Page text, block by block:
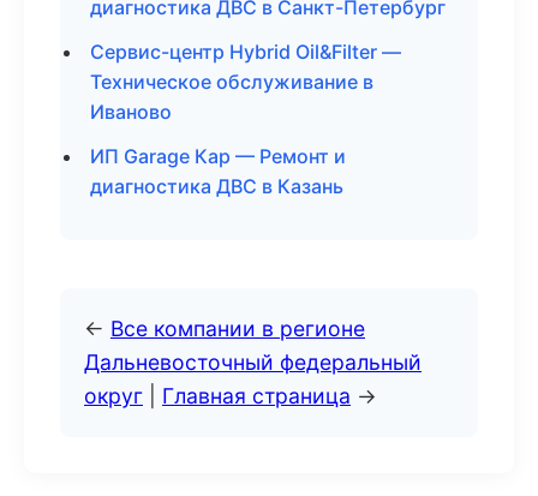
диагностика ДВС в Санкт-Петербург
Сервис-центр Hybrid Oil&Filter —
Техническое обслуживание в
Иваново
ИП Garage Кар — Ремонт и
диагностика ДВС в Казань
← Все компании в регионе
Дальневосточный федеральный
округ
Главная страница →